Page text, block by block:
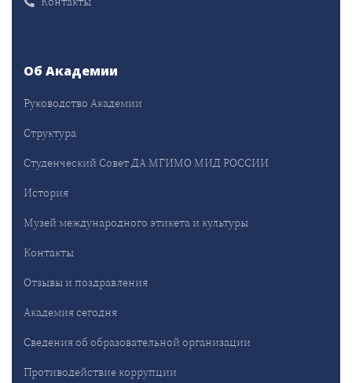
Об Академии
Руководство Академии
Структура
Студенческий Совет ДА МГИМО МИД РОССИИ
История
Музей международного этикета и культуры
Контакты
Отзывы и поздравления
Академия сегодня
Сведения об образовательной организации
Противодействие коррупции